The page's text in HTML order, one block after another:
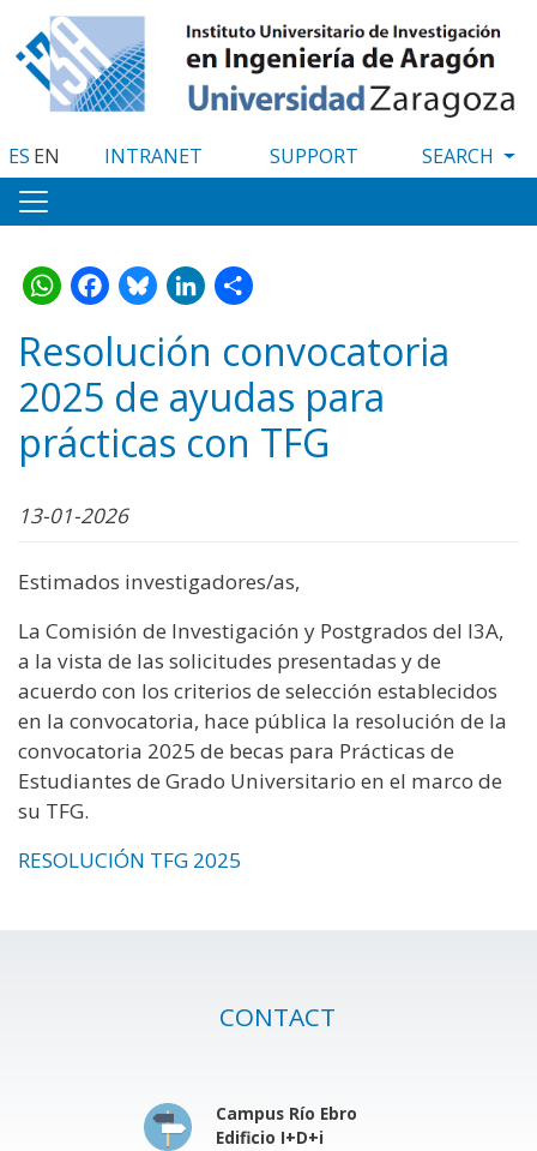
to
main
content
ES EN INTRANET SUPPORT
WhatsApp
Facebook
Bluesky
LinkedIn
Share
Resolución convocatoria
2025 de ayudas para
prácticas con TFG
13-01-2026
Estimados investigadores/as,
La Comisión de Investigación y Postgrados del I3A,
a la vista de las solicitudes presentadas y de
acuerdo con los criterios de selección establecidos
en la convocatoria, hace pública la resolución de la
convocatoria 2025 de becas para Prácticas de
Estudiantes de Grado Universitario en el marco de
su TFG.
RESOLUCIÓN TFG 2025
CONTACT
Campus Río Ebro
Edificio I+D+i